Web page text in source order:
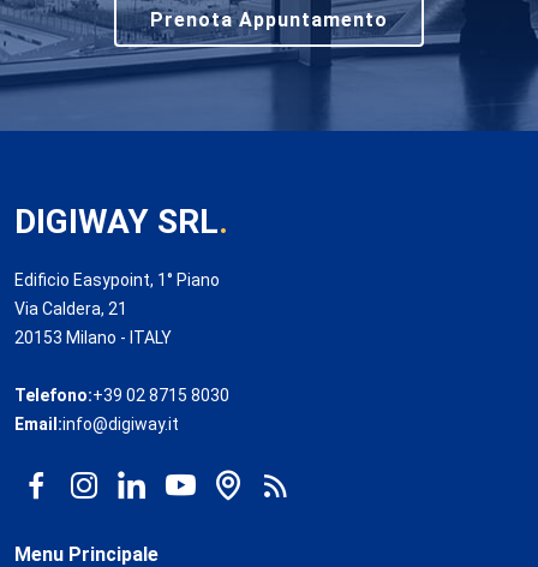
Prenota Appuntamento
DIGIWAY SRL.
Edificio Easypoint, 1° Piano
Via Caldera, 21
20153 Milano - ITALY
Telefono:+39 02 8715 8030
Email:info@digiway.it
Menu Principale